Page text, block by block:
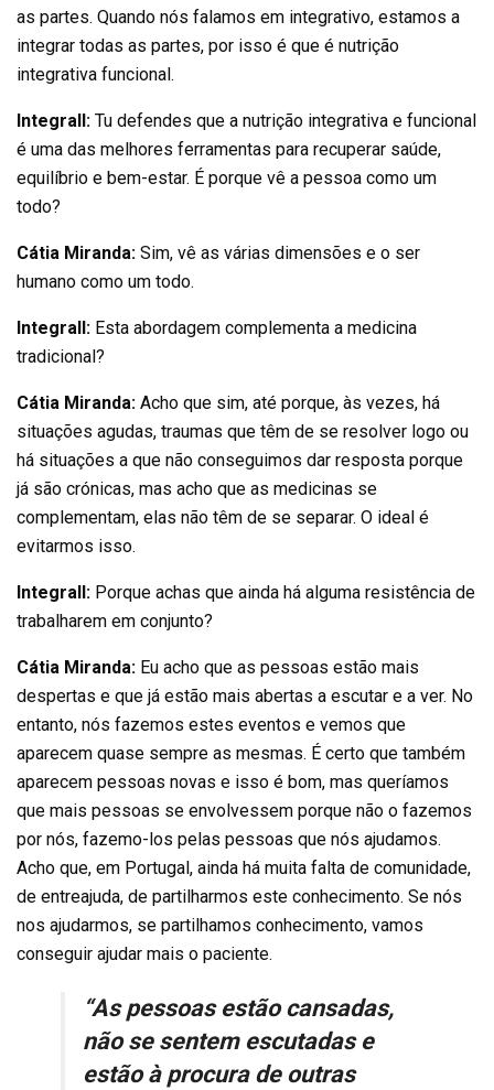
as partes. Quando nós falamos em integrativo, estamos a
integrar todas as partes, por isso é que é nutrição
integrativa funcional.
Integrall: Tu defendes que a nutrição integrativa e funcional
é uma das melhores ferramentas para recuperar saúde,
equilíbrio e bem-estar. É porque vê a pessoa como um
todo?
Cátia Miranda: Sim, vê as várias dimensões e o ser
humano como um todo.
Integrall: Esta abordagem complementa a medicina
tradicional?
Cátia Miranda: Acho que sim, até porque, às vezes, há
situações agudas, traumas que têm de se resolver logo ou
há situações a que não conseguimos dar resposta porque
já são crónicas, mas acho que as medicinas se
complementam, elas não têm de se separar. O ideal é
evitarmos isso.
Integrall: Porque achas que ainda há alguma resistência de
trabalharem em conjunto?
Cátia Miranda: Eu acho que as pessoas estão mais
despertas e que já estão mais abertas a escutar e a ver. No
entanto, nós fazemos estes eventos e vemos que
aparecem quase sempre as mesmas. É certo que também
aparecem pessoas novas e isso é bom, mas queríamos
que mais pessoas se envolvessem porque não o fazemos
por nós, fazemo-los pelas pessoas que nós ajudamos.
Acho que, em Portugal, ainda há muita falta de comunidade,
de entreajuda, de partilharmos este conhecimento. Se nós
nos ajudarmos, se partilhamos conhecimento, vamos
conseguir ajudar mais o paciente.
“As pessoas estão cansadas,
não se sentem escutadas e
estão à procura de outras